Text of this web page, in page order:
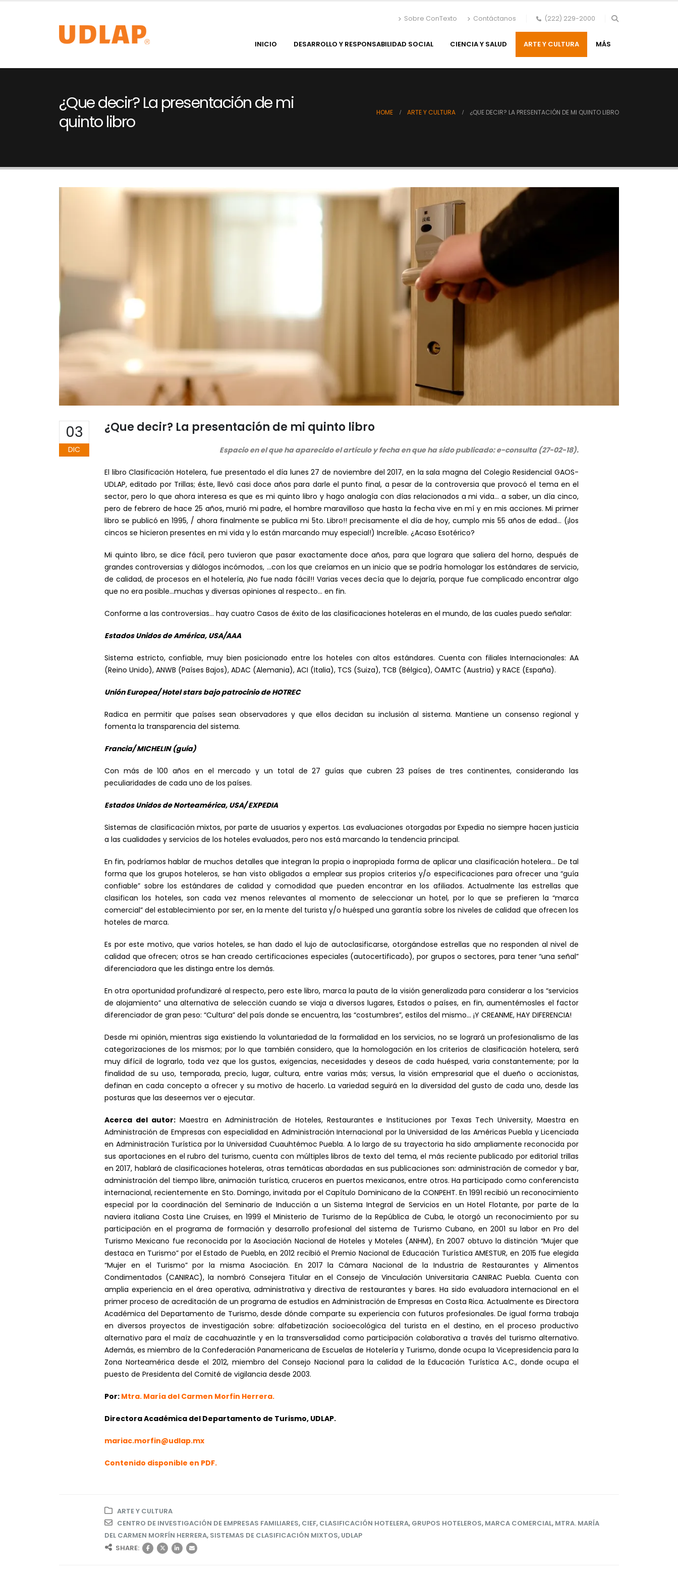
Sobre ConTexto Contáctanos (222) 229-2000
INICIO DESARROLLO Y RESPONSABILIDAD SOCIAL CIENCIA Y SALUD ARTE Y CULTURA MÁS
¿Que decir? La presentación de mi
quinto libro
HOME ARTE Y CULTURA ¿QUE DECIR? LA PRESENTACIÓN DE MI QUINTO LIBRO
03
DIC
¿Que decir? La presentación de mi quinto libro
Espacio en el que ha aparecido el artículo y fecha en que ha sido publicado: e-consulta (27-02-18).
El libro Clasificación Hotelera, fue presentado el día lunes 27 de noviembre del 2017, en la sala magna del Colegio Residencial GAOS-
UDLAP, editado por Trillas; éste, llevó casi doce años para darle el punto final, a pesar de la controversia que provocó el tema en el
sector, pero lo que ahora interesa es que es mi quinto libro y hago analogía con días relacionados a mi vida… a saber, un día cinco,
pero de febrero de hace 25 años, murió mi padre, el hombre maravilloso que hasta la fecha vive en mí y en mis acciones. Mi primer
libro se publicó en 1995, / ahora finalmente se publica mi 5to. Libro!! precisamente el día de hoy, cumplo mis 55 años de edad… (¡los
cincos se hicieron presentes en mi vida y lo están marcando muy especial!) Increíble. ¿Acaso Esotérico?
Mi quinto libro, se dice fácil, pero tuvieron que pasar exactamente doce años, para que lograra que saliera del horno, después de
grandes controversias y diálogos incómodos, …con los que creíamos en un inicio que se podría homologar los estándares de servicio,
de calidad, de procesos en el hotelería, ¡No fue nada fácil!! Varias veces decía que lo dejaría, porque fue complicado encontrar algo
que no era posible…muchas y diversas opiniones al respecto… en fin.
Conforme a las controversias… hay cuatro Casos de éxito de las clasificaciones hoteleras en el mundo, de las cuales puedo señalar:
Estados Unidos de América, USA/AAA
Sistema estricto, confiable, muy bien posicionado entre los hoteles con altos estándares. Cuenta con filiales Internacionales: AA
(Reino Unido), ANWB (Países Bajos), ADAC (Alemania), ACI (Italia), TCS (Suiza), TCB (Bélgica), ÖAMTC (Austria) y RACE (España).
Unión Europea/ Hotel stars bajo patrocinio de HOTREC
Radica en permitir que países sean observadores y que ellos decidan su inclusión al sistema. Mantiene un consenso regional y
fomenta la transparencia del sistema.
Francia/ MICHELIN (guía)
Con más de 100 años en el mercado y un total de 27 guías que cubren 23 países de tres continentes, considerando las
peculiaridades de cada uno de los países.
Estados Unidos de Norteamérica, USA/ EXPEDIA
Sistemas de clasificación mixtos, por parte de usuarios y expertos. Las evaluaciones otorgadas por Expedia no siempre hacen justicia
a las cualidades y servicios de los hoteles evaluados, pero nos está marcando la tendencia principal.
En fin, podríamos hablar de muchos detalles que integran la propia o inapropiada forma de aplicar una clasificación hotelera… De tal
forma que los grupos hoteleros, se han visto obligados a emplear sus propios criterios y/o especificaciones para ofrecer una “guía
confiable” sobre los estándares de calidad y comodidad que pueden encontrar en los afiliados. Actualmente las estrellas que
clasifican los hoteles, son cada vez menos relevantes al momento de seleccionar un hotel, por lo que se prefieren la “marca
comercial” del establecimiento por ser, en la mente del turista y/o huésped una garantía sobre los niveles de calidad que ofrecen los
hoteles de marca.
Es por este motivo, que varios hoteles, se han dado el lujo de autoclasificarse, otorgándose estrellas que no responden al nivel de
calidad que ofrecen; otros se han creado certificaciones especiales (autocertificado), por grupos o sectores, para tener “una señal”
diferenciadora que les distinga entre los demás.
En otra oportunidad profundizaré al respecto, pero este libro, marca la pauta de la visión generalizada para considerar a los “servicios
de alojamiento” una alternativa de selección cuando se viaja a diversos lugares, Estados o países, en fin, aumentémosles el factor
diferenciador de gran peso: “Cultura” del país donde se encuentra, las “costumbres”, estilos del mismo… ¡Y CREANME, HAY DIFERENCIA!
Desde mi opinión, mientras siga existiendo la voluntariedad de la formalidad en los servicios, no se logrará un profesionalismo de las
categorizaciones de los mismos; por lo que también considero, que la homologación en los criterios de clasificación hotelera, será
muy difícil de lograrlo, toda vez que los gustos, exigencias, necesidades y deseos de cada huésped, varia constantemente; por la
finalidad de su uso, temporada, precio, lugar, cultura, entre varias más; versus, la visión empresarial que el dueño o accionistas,
definan en cada concepto a ofrecer y su motivo de hacerlo. La variedad seguirá en la diversidad del gusto de cada uno, desde las
posturas que las deseemos ver o ejecutar.
Acerca del autor:Maestra en Administración de Hoteles, Restaurantes e Instituciones por Texas Tech University, Maestra en
Administración de Empresas con especialidad en Administración Internacional por la Universidad de las Américas Puebla y Licenciada
en Administración Turística por la Universidad Cuauhtémoc Puebla. A lo largo de su trayectoria ha sido ampliamente reconocida por
sus aportaciones en el rubro del turismo, cuenta con múltiples libros de texto del tema, el más reciente publicado por editorial trillas
en 2017, hablará de clasificaciones hoteleras, otras temáticas abordadas en sus publicaciones son: administración de comedor y bar,
administración del tiempo libre, animación turística, cruceros en puertos mexicanos, entre otros. Ha participado como conferencista
internacional, recientemente en Sto. Domingo, invitada por el Capítulo Dominicano de la CONPEHT. En 1991 recibió un reconocimiento
especial por la coordinación del Seminario de Inducción a un Sistema Integral de Servicios en un Hotel Flotante, por parte de la
naviera italiana Costa Line Cruises, en 1999 el Ministerio de Turismo de la República de Cuba, le otorgó un reconocimiento por su
participación en el programa de formación y desarrollo profesional del sistema de Turismo Cubano, en 2001 su labor en Pro del
Turismo Mexicano fue reconocida por la Asociación Nacional de Hoteles y Moteles (ANHM), En 2007 obtuvo la distinción “Mujer que
destaca en Turismo” por el Estado de Puebla, en 2012 recibió el Premio Nacional de Educación Turística AMESTUR, en 2015 fue elegida
“Mujer en el Turismo” por la misma Asociación. En 2017 la Cámara Nacional de la Industria de Restaurantes y Alimentos
Condimentados (CANIRAC), la nombró Consejera Titular en el Consejo de Vinculación Universitaria CANIRAC Puebla. Cuenta con
amplia experiencia en el área operativa, administrativa y directiva de restaurantes y bares. Ha sido evaluadora internacional en el
primer proceso de acreditación de un programa de estudios en Administración de Empresas en Costa Rica. Actualmente es Directora
Académica del Departamento de Turismo, desde dónde comparte su experiencia con futuros profesionales. De igual forma trabaja
en diversos proyectos de investigación sobre: alfabetización socioecológica del turista en el destino, en el proceso productivo
alternativo para el maíz de cacahuazintle y en la transversalidad como participación colaborativa a través del turismo alternativo.
Además, es miembro de la Confederación Panamericana de Escuelas de Hotelería y Turismo, donde ocupa la Vicepresidencia para la
Zona Norteamérica desde el 2012, miembro del Consejo Nacional para la calidad de la Educación Turística A.C., donde ocupa el
puesto de Presidenta del Comité de vigilancia desde 2003.
Por: Mtra. María del Carmen Morfin Herrera.
Directora Académica del Departamento de Turismo, UDLAP.
mariac.morfin@udlap.mx
Contenido disponible en PDF.
ARTE Y CULTURA
CENTRO DE INVESTIGACIÓN DE EMPRESAS FAMILIARES, CIEF, CLASIFICACIÓN HOTELERA, GRUPOS HOTELEROS, MARCA COMERCIAL, MTRA. MARÍA
DEL CARMEN MORFÍN HERRERA, SISTEMAS DE CLASIFICACIÓN MIXTOS, UDLAP
SHARE: